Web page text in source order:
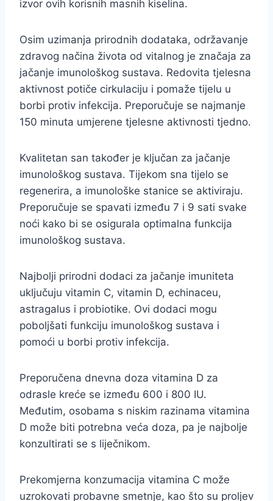
izvor ovih korisnih masnih kiselina.
Osim uzimanja prirodnih dodataka, održavanje
zdravog načina života od vitalnog je značaja za
jačanje imunološkog sustava. Redovita tjelesna
aktivnost potiče cirkulaciju i pomaže tijelu u
borbi protiv infekcija. Preporučuje se najmanje
150 minuta umjerene tjelesne aktivnosti tjedno.
Kvalitetan san također je ključan za jačanje
imunološkog sustava. Tijekom sna tijelo se
regenerira, a imunološke stanice se aktiviraju.
Preporučuje se spavati između 7 i 9 sati svake
noći kako bi se osigurala optimalna funkcija
imunološkog sustava.
Najbolji prirodni dodaci za jačanje imuniteta
uključuju vitamin C, vitamin D, echinaceu,
astragalus i probiotike. Ovi dodaci mogu
poboljšati funkciju imunološkog sustava i
pomoći u borbi protiv infekcija.
Preporučena dnevna doza vitamina D za
odrasle kreće se između 600 i 800 IU.
Međutim, osobama s niskim razinama vitamina
D može biti potrebna veća doza, pa je najbolje
konzultirati se s liječnikom.
Prekomjerna konzumacija vitamina C može
uzrokovati probavne smetnje, kao što su proljev